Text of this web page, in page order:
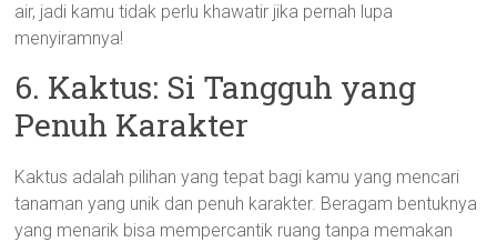
air, jadi kamu tidak perlu khawatir jika pernah lupa
menyiramnya!
6. Kaktus: Si Tangguh yang
Penuh Karakter
Kaktus adalah pilihan yang tepat bagi kamu yang mencari
tanaman yang unik dan penuh karakter. Beragam bentuknya
yang menarik bisa mempercantik ruang tanpa memakan